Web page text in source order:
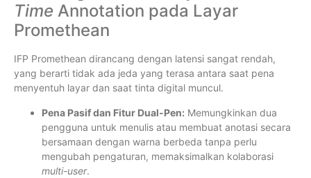
Time Annotation pada Layar
Promethean
IFP Promethean dirancang dengan latensi sangat rendah,
yang berarti tidak ada jeda yang terasa antara saat pena
menyentuh layar dan saat tinta digital muncul.
Pena Pasif dan Fitur Dual-Pen: Memungkinkan dua
pengguna untuk menulis atau membuat anotasi secara
bersamaan dengan warna berbeda tanpa perlu
mengubah pengaturan, memaksimalkan kolaborasi
multi-user.